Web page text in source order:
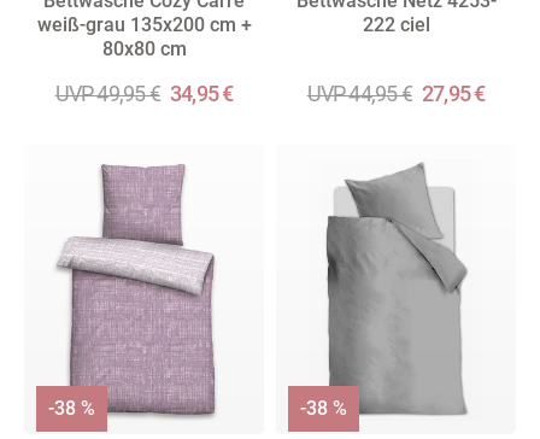
weiß-grau 135x200 cm +
80x80 cm
UVP 49,95 € 34,95 €
222 ciel
UVP 44,95 € 27,95 €
-38 % -38 %